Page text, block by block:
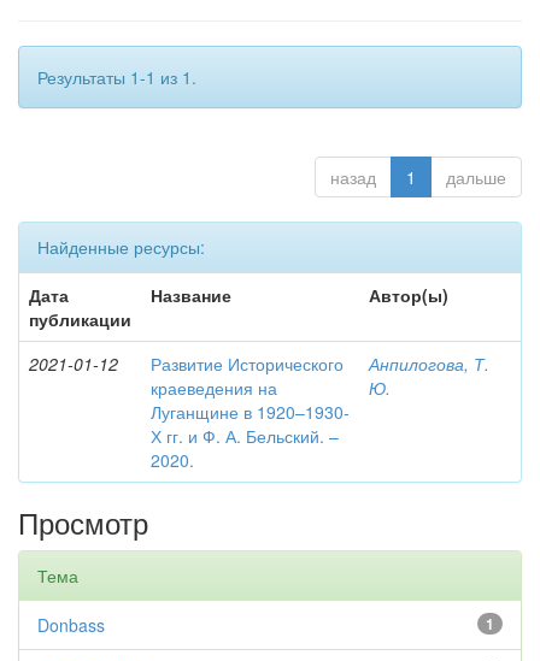
Результаты 1-1 из 1.
назад 1 дальше
Найденные ресурсы:
Дата
публикации
Название Автор(ы)
2021-01-12
Развитие Исторического
краеведения на
Луганщине в 1920–1930-
Х гг. и Ф. А. Бельский. –
2020.
Анпилогова, Т.
Ю.
Просмотр
Тема
1
Donbass